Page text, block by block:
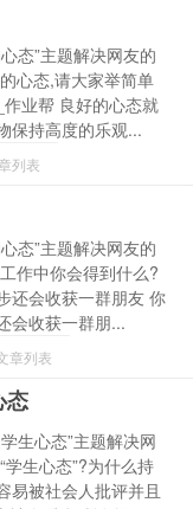
态”主题解决网友的
心态,请大家举简单
业帮 良好的心态就
保持高度的乐观...
列表
态”主题解决网友的
作中你会得到什么?
还会收获一群朋友 你
会收获一群朋...
章列表
态
生心态”主题解决网
生心态”?为什么持
易被社会人批评并且